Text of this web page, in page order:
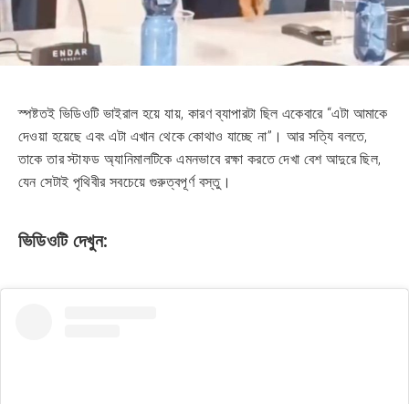
স্পষ্টতই ভিডিওটি ভাইরাল হয়ে যায়, কারণ ব্যাপারটা ছিল একেবারে “এটা আমাকে
দেওয়া হয়েছে এবং এটা এখান থেকে কোথাও যাচ্ছে না”। আর সত্যি বলতে,
তাকে তার স্টাফড অ্যানিমালটিকে এমনভাবে রক্ষা করতে দেখা বেশ আদুরে ছিল,
যেন সেটাই পৃথিবীর সবচেয়ে গুরুত্বপূর্ণ বস্তু।
ভিডিওটি দেখুন: